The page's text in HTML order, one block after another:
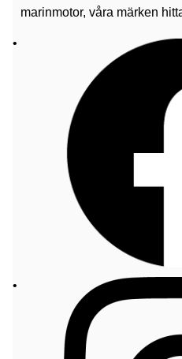
marinmotor, våra märken